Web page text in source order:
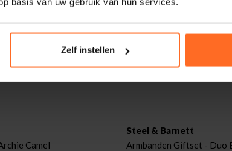
Zelf instellen
Camel
Steel & Barnett
Armbanden Giftset - Duo